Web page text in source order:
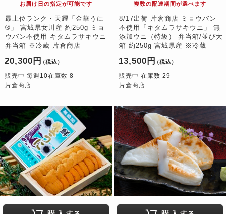
お届け日の指定が可能です
最上位ランク・天耀「金華うに
®」 宮城県女川産 約250g ミョ
ウバン不使用 キタムラサキウニ
弁当箱 ※冷蔵 片倉商店
20,300円 （税込）
販売中 毎週10在庫数 8
片倉商店
複数の配達期間が選べます
8/17出荷 片倉商店 ミョウバン
不使用「キタムラサキウニ」 無
添加ウニ（特級） 弁当箱/並び大
箱 約250g 宮城県産 ※冷蔵
13,500円 （税込）
販売中 在庫数 29
片倉商店